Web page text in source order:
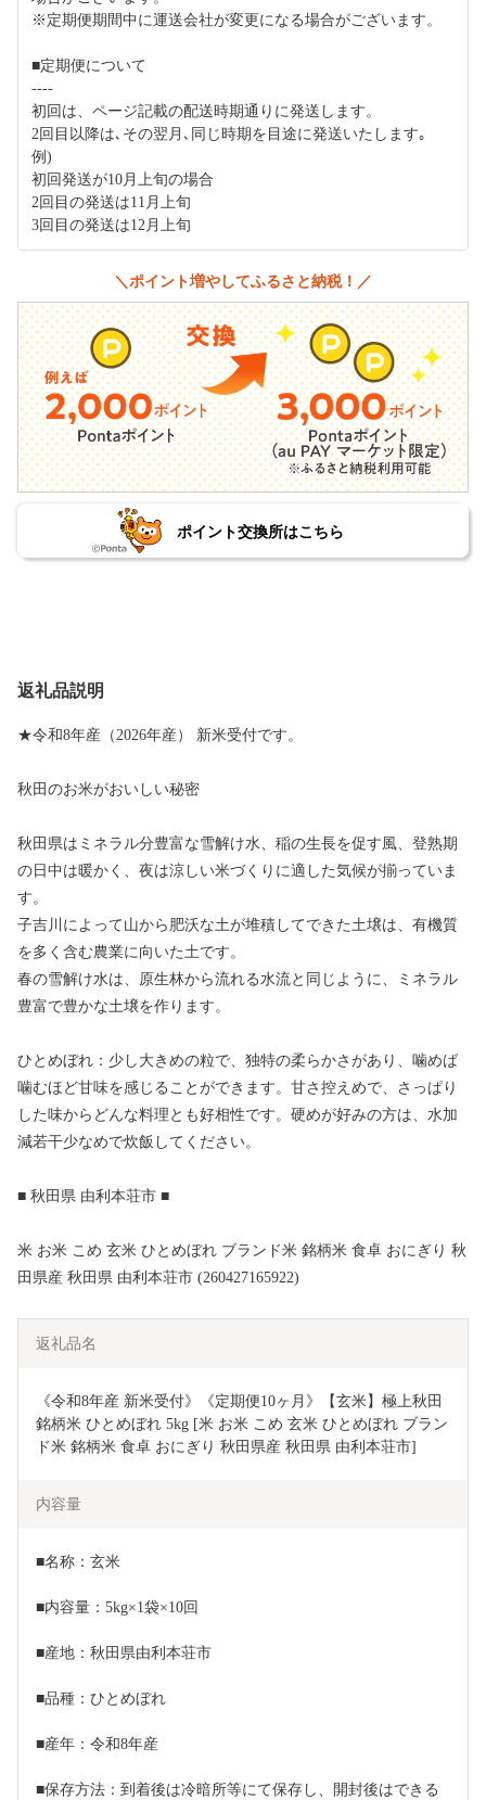
※定期便期間中に運送会社が変更になる場合がございます。
■定期便について
----
初回は、ページ記載の配送時期通りに発送します。
2回目以降は､その翌月､同じ時期を目途に発送いたします｡
例)
初回発送が10月上旬の場合
2回目の発送は11月上旬
3回目の発送は12月上旬
＼ポイント増やしてふるさと納税！／
ポイント交換所はこちら
返礼品説明
★令和8年産（2026年産） 新米受付です。
秋田のお米がおいしい秘密
秋田県はミネラル分豊富な雪解け水、稲の生長を促す風、登熟期
の日中は暖かく、夜は涼しい米づくりに適した気候が揃っていま
す。
子吉川によって山から肥沃な土が堆積してできた土壌は、有機質
を多く含む農業に向いた土です。
春の雪解け水は、原生林から流れる水流と同じように、ミネラル
豊富で豊かな土壌を作ります。
ひとめぼれ：少し大きめの粒で、独特の柔らかさがあり、噛めば
噛むほど甘味を感じることができます。甘さ控えめで、さっぱり
した味からどんな料理とも好相性です。硬めが好みの方は、水加
減若干少なめで炊飯してください。
■ 秋田県 由利本荘市 ■
米 お米 こめ 玄米 ひとめぼれ ブランド米 銘柄米 食卓 おにぎり 秋
田県産 秋田県 由利本荘市 (260427165922)
返礼品名
《令和8年産 新米受付》《定期便10ヶ月》【玄米】極上秋田
銘柄米 ひとめぼれ 5kg [米 お米 こめ 玄米 ひとめぼれ ブラン
ド米 銘柄米 食卓 おにぎり 秋田県産 秋田県 由利本荘市]
内容量
■名称：玄米
■内容量：5kg×1袋×10回
■産地：秋田県由利本荘市
■品種：ひとめぼれ
■産年：令和8年産
■保存方法：到着後は冷暗所等にて保存し、開封後はできる